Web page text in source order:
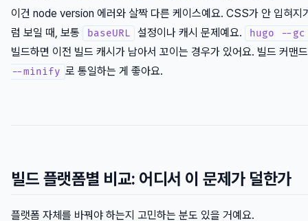
이건 node version 에러와 살짝 다른 케이스예요. CSS가 안 입혀지
럼 보일 때, 보통
baseURL 설정이나 캐시 문제예요. hugo --
빌드하면 이전 빌드 캐시가 남아서 꼬이는 경우가 있어요. 빌드 커맨
--minify 로 통일하는 게 좋아요.
빌드 플랫폼별 비교: 어디서 이 문제가 덜한가
플랫폼 자체를 바꿔야 하는지 고민하는 분도 있을 거예요.